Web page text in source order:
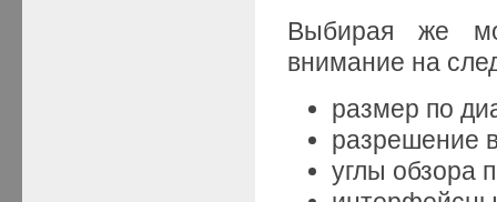
Выбирая же
внимание на
размер по
разрешение
углы обзора